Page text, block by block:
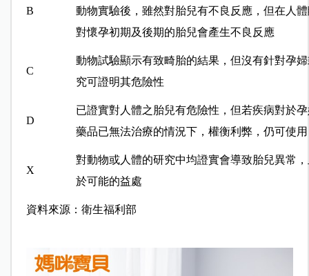
B
動物實驗後，雖然對胎兒有不良反應，但在人
對懷孕初期及後期的胎兒會產生不良反應
C
動物試驗顯示有致畸胎的結果，但沒有針對孕
究可證明其危險性
D
已證實對人體之胎兒有危險性，但若疾病對於
藥品已無法治療的情況下，權衡利弊，仍可使用
X
對動物或人體的研究中均證實會導致胎兒異常
於可能的益處
資料來源：衛生福利部